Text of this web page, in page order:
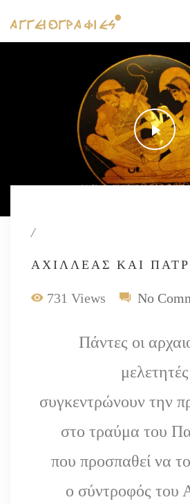
/
ΑΧΙΛΛΈΑΣ ΚΑΙ
731 Views No
Πάντες οι
μελετητές
συγκεντρώνουν την
στο τραύμα του
που προσπαθεί να
ο σύντροφός του